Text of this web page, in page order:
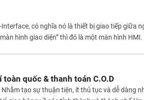
có nghĩa nó là thiết bị giao tiếp giữa
hình giao diện” thì đó là một màn hình
quốc & thanh toán C.O.D
Nhằm tạo sự thuận tiện, ít thủ tục và dễ